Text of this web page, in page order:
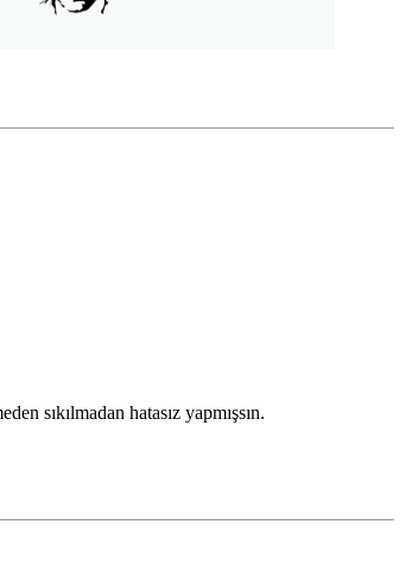
sıkılmadan hatasız yapmışsın.